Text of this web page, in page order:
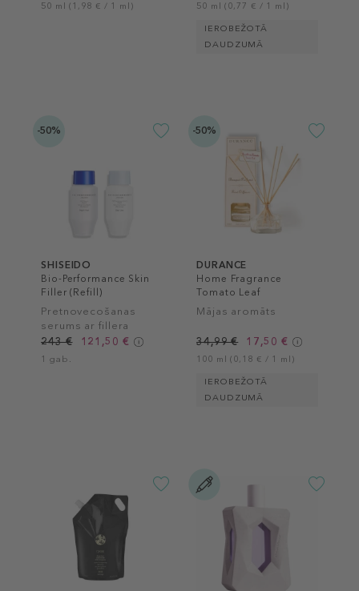
50 ml (1,98 € / 1 ml) 50 ml (0,77 € / 1 ml)
IEROBEŽOTĀ
DAUDZUMĀ
-50%
SHISEIDO
Bio-Performance Skin
Filler (Refill)
Pretnovecošanas
serums ar fillera
efektu (refils)
243 € 121,50 €
1 gab.
-50%
DURANCE
Home Fragrance
Tomato Leaf
Mājas aromāts
34,99 € 17,50 €
100 ml (0,18 € / 1 ml)
IEROBEŽOTĀ
DAUDZUMĀ